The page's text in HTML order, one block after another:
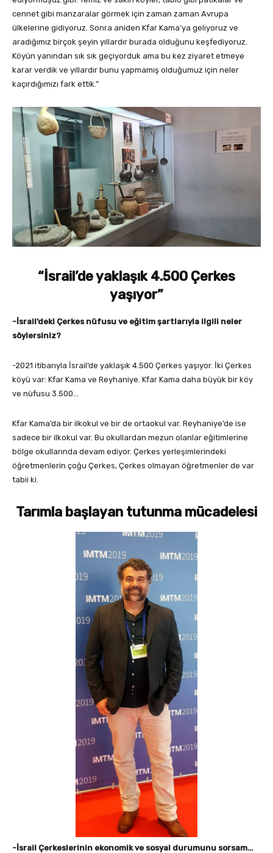
cennet gibi manzaralar görmek için zaman zaman Avrupa
ülkelerine gidiyoruz. Sonra aniden Kfar Kama’ya geliyoruz ve
aradığımız birçok şeyin yıllardır burada olduğunu keşfediyoruz.
Köyün yanından sık sık geçiyorduk ama bu kez ziyaret etmeye
karar verdik ve yıllardır bunu yapmamış olduğumuz için neler
kaçırdığımızı fark ettik.”
“İsrail’de yaklaşık 4.500 Çerkes
yaşıyor”
-İsrail’deki Çerkes nüfusu ve eğitim şartlarıyla ilgili neler
söylersiniz?
-2021 itibarıyla İsrail’de yaklaşık 4.500 Çerkes yaşıyor. İki Çerkes
köyü var: Kfar Kama ve Reyhaniye. Kfar Kama daha büyük bir köy
ve nüfusu 3.500…
Kfar Kama’da bir ilkokul ve bir de ortaokul var. Reyhaniye’de ise
sadece bir ilkokul var. Bu okullardan mezun olanlar eğitimlerine
bölge okullarında devam ediyor. Çerkes yerleşimlerindeki
öğretmenlerin çoğu Çerkes, Çerkes olmayan öğretmenler de var
tabii ki.
Tarımla başlayan tutunma mücadelesi
-İsrail Çerkeslerinin ekonomik ve sosyal durumunu sorsam…